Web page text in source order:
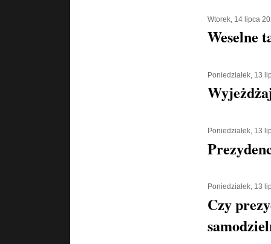
Wtorek, 14 lipca
Weselne
Poniedziałek, 13
Poniedziałek, 13
Poniedziałek, 13
Czy